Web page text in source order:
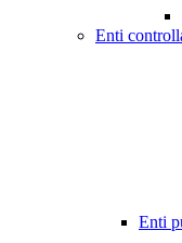
Enti
Enti